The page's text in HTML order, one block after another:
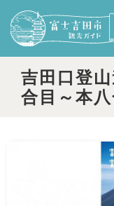
吉田口登
合目～本八